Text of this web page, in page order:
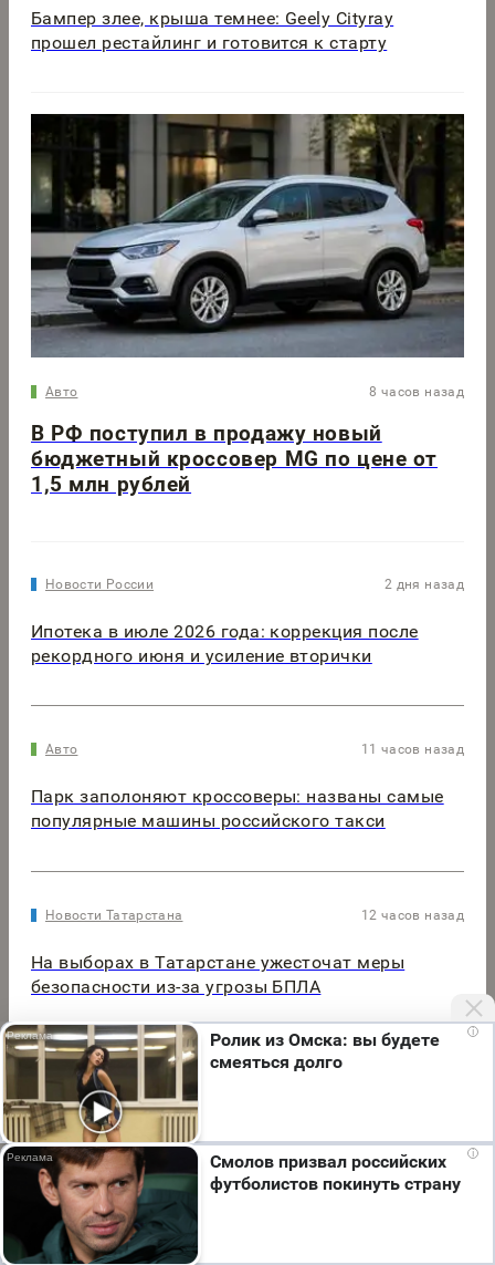
Бампер злее, крыша темнее: Geely Cityray
прошел рестайлинг и готовится к старту
Авто 8 часов назад
В РФ поступил в продажу новый
бюджетный кроссовер MG по цене от
1,5 млн рублей
Новости России 2 дня назад
Ипотека в июле 2026 года: коррекция после
рекордного июня и усиление вторички
Авто 11 часов назад
Парк заполоняют кроссоверы: названы самые
популярные машины российского такси
Новости Татарстана 12 часов назад
На выборах в Татарстане ужесточат меры
безопасности из-за угрозы БПЛА
Мы используем cookie. Во время посещения сайта
вы соглашаетесь с тем, что мы обрабатываем
ваши персональные данные с использованием
метрик Яндекс Метрика, top.mail.ru, LiveInternet.
Я согласен
i
Ролик из Омска: вы будете
смеяться долго
i
Смолов призвал российских
футболистов покинуть страну